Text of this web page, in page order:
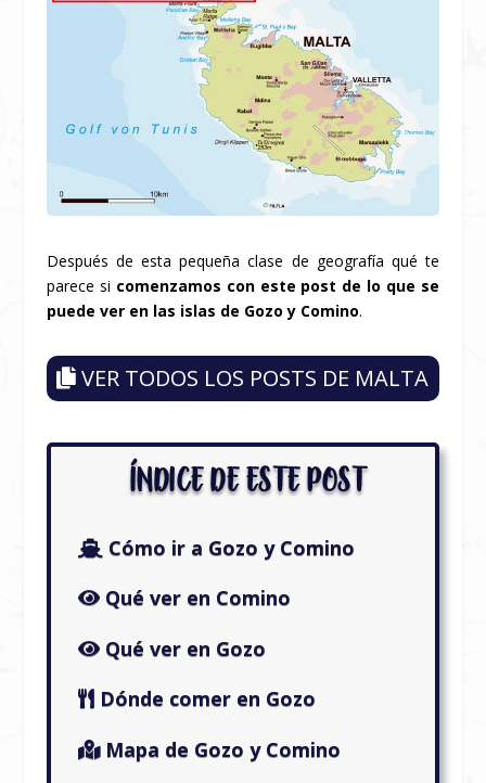
Después de esta pequeña clase de geografía qué te
parece si comenzamos con este post de lo que se
puede ver en las islas de Gozo y Comino.
VER TODOS LOS POSTS DE MALTA
ÍNDICE DE ESTE POST
Cómo ir a Gozo y Comino
Qué ver en Comino
Qué ver en Gozo
Dónde comer en Gozo
Mapa de Gozo y Comino